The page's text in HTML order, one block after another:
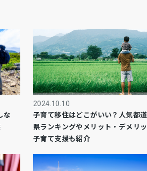
な
2024.10.10
子育て移住はどこがいい？人気都
県ランキングやメリット・デメリ
子育て支援も紹介